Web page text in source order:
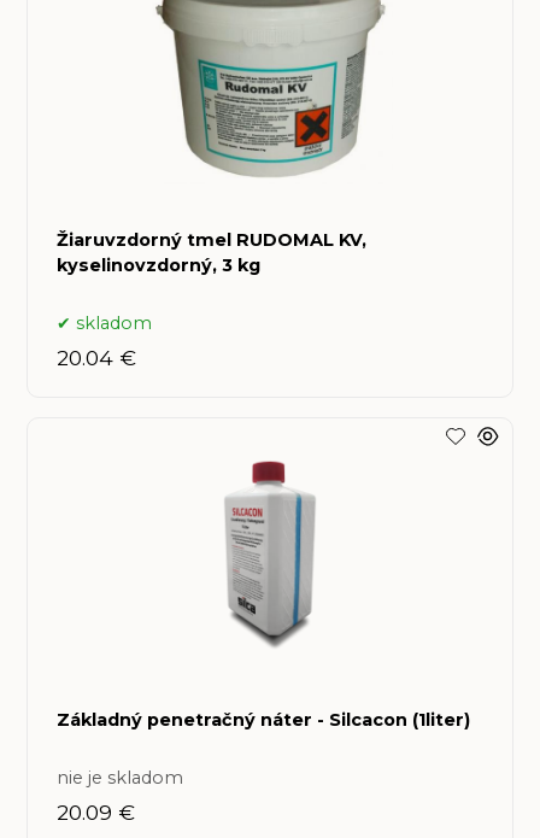
Žiaruvzdorný tmel RUDOMAL KV,
kyselinovzdorný, 3 kg
skladom
20.04 €
Základný penetračný náter - Silcacon (1liter)
nie je skladom
20.09 €